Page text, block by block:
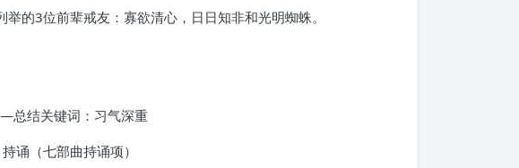
的3位前辈戒友：寡欲清心，日日知非和光明蜘蛛。
总结关键词：习气深重
诵（七部曲持诵项）